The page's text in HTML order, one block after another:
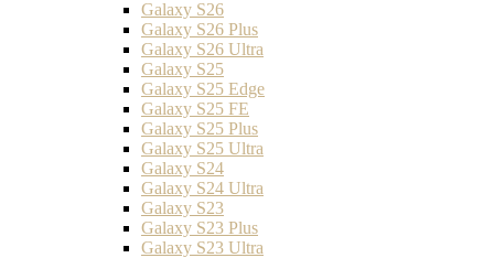
Galaxy S26
Galaxy S26 Plus
Galaxy S26 Ultra
Galaxy S25
Galaxy S25 Edge
Galaxy S25 FE
Galaxy S25 Plus
Galaxy S25 Ultra
Galaxy S24
Galaxy S24 Ultra
Galaxy S23
Galaxy S23 Plus
Galaxy S23 Ultra